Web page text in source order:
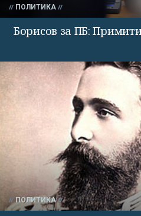
ПОЛИТИКА
Борисов за ПБ:
ПОЛИТИКА